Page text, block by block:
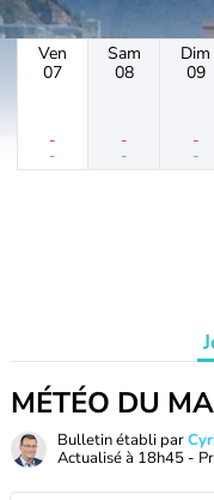
Ven
07
-
-
Sam
08
-
-
Dim
09
-
-
MÉTÉO DU
Bulletin établi par
Actualisé à 18h45 -